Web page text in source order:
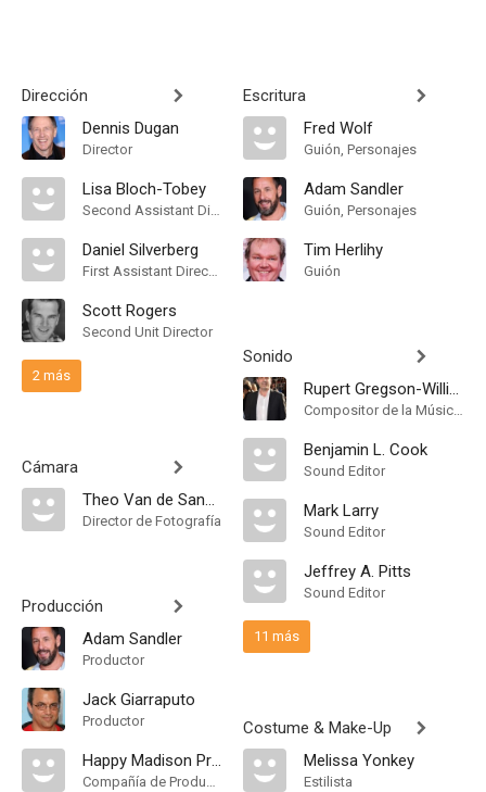
Dirección
Dennis Dugan
Director
Lisa Bloch-Tobey
Second Assistant Director
Daniel Silverberg
First Assistant Director
Scott Rogers
Second Unit Director
2 más
Cámara
Theo Van de Sande
Director de Fotografía
Producción
Adam Sandler
Productor
Jack Giarraputo
Productor
Happy Madison Productions
Compañía de Produccion
Escritura
Fred Wolf
Guión, Personajes
Adam Sandler
Guión, Personajes
Tim Herlihy
Guión
Sonido
Rupert Gregson-Williams
Compositor de la Música Original
Benjamin L. Cook
Sound Editor
Mark Larry
Sound Editor
Jeffrey A. Pitts
Sound Editor
11 más
Costume & Make-Up
Melissa Yonkey
Estilista